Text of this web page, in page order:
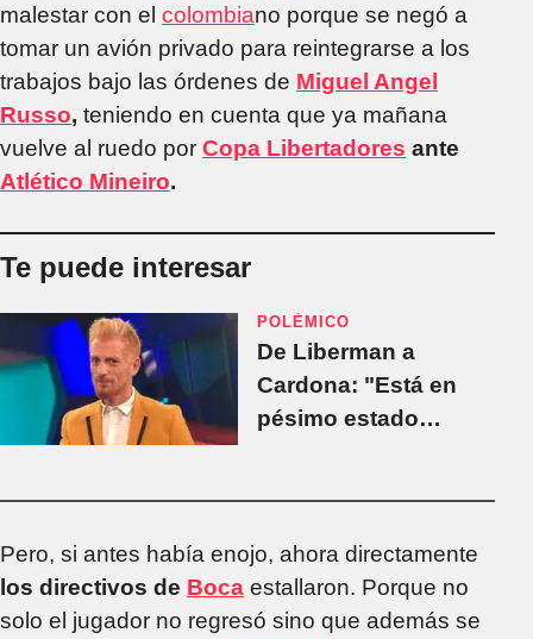
malestar con el colombiano porque se negó a
tomar un avión privado para reintegrarse a los
trabajos bajo las órdenes de Miguel Angel
Russo, teniendo en cuenta que ya mañana
vuelve al ruedo por Copa Libertadores ante
Atlético Mineiro.
Te puede interesar
POLÉMICO
De Liberman a
Cardona: "Está en
pésimo estado
Pero, si antes había enojo, ahora directamente
los directivos de Boca estallaron. Porque no
solo el jugador no regresó sino que además se